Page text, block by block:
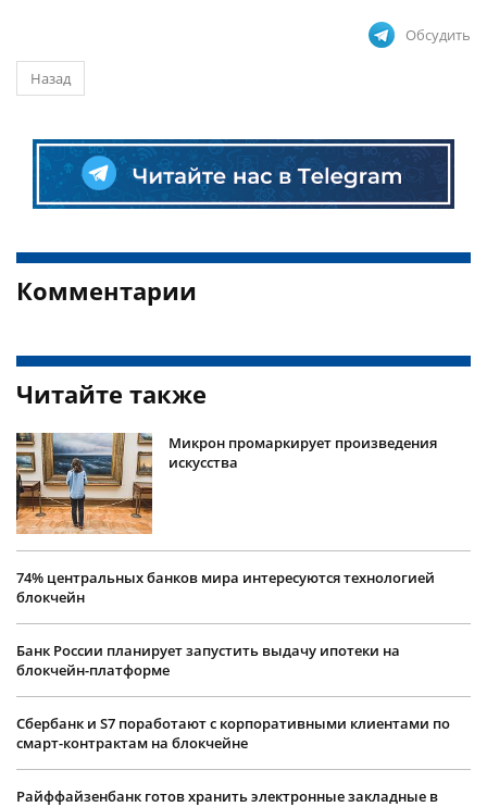
Обсудить
Назад
Комментарии
Читайте также
Микрон промаркирует произведения
искусства
74% центральных банков мира интересуются технологией
блокчейн
Банк России планирует запустить выдачу ипотеки на
блокчейн-платформе
Сбербанк и S7 поработают с корпоративными клиентами по
смарт-контрактам на блокчейне
Райффайзенбанк готов хранить электронные закладные в